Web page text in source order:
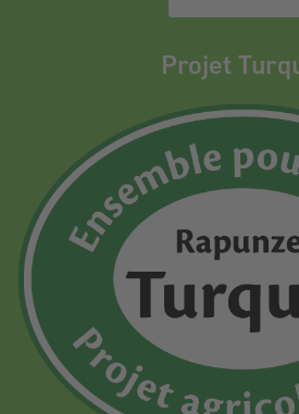
Projet